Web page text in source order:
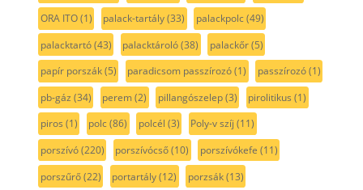
ORA ITO(1) palack-tartály(33) palackpolc(49)
palacktartó(43) palacktároló(38) palackőr(5)
papír porszák(5) paradicsom passzírozó(1) passzírozó(1)
pb-gáz (34) perem(2) pillangószelep(3) pirolitikus (1)
piros (1) polc(86) polcél (3) Poly-v szíj (11)
porszívó(220) porszívócső(10) porszívókefe (11)
porszűrő(22) portartály(12) porzsák(13)